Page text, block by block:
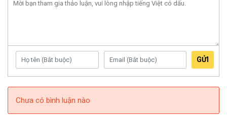
GỬI
Chưa có bình luận nào